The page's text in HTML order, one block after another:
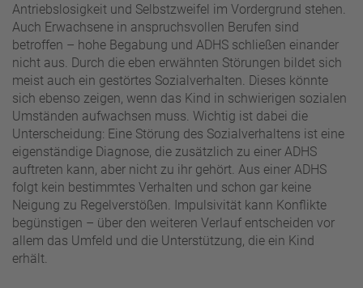
Antriebslosigkeit und Selbstzweifel im Vordergrund stehen.
Auch Erwachsene in anspruchsvollen Berufen sind
betroffen – hohe Begabung und ADHS schließen einander
nicht aus. Durch die eben erwähnten Störungen bildet sich
meist auch ein gestörtes Sozialverhalten. Dieses könnte
sich ebenso zeigen, wenn das Kind in schwierigen sozialen
Umständen aufwachsen muss. Wichtig ist dabei die
Unterscheidung: Eine Störung des Sozialverhaltens ist eine
eigenständige Diagnose, die zusätzlich zu einer ADHS
auftreten kann, aber nicht zu ihr gehört. Aus einer ADHS
folgt kein bestimmtes Verhalten und schon gar keine
Neigung zu Regelverstößen. Impulsivität kann Konflikte
begünstigen – über den weiteren Verlauf entscheiden vor
allem das Umfeld und die Unterstützung, die ein Kind
erhält.